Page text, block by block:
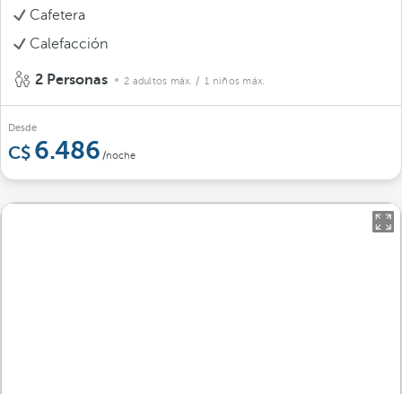
Cafetera
Calefacción
2 Personas 2 adultos máx. / 1 niños máx.
Desde
6.486 /noche